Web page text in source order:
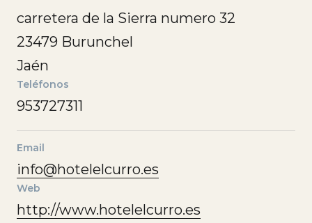
carretera de la Sierra numero 32
23479 Burunchel
Jaén
Teléfonos
953727311
Email
info@hotelelcurro.es
Web
http://www.hotelelcurro.es
Utilizamos cookies propias y de terceros para ofrecer
una experiencia más personalizada. Si continua
navegando consideramos que acepta el uso de